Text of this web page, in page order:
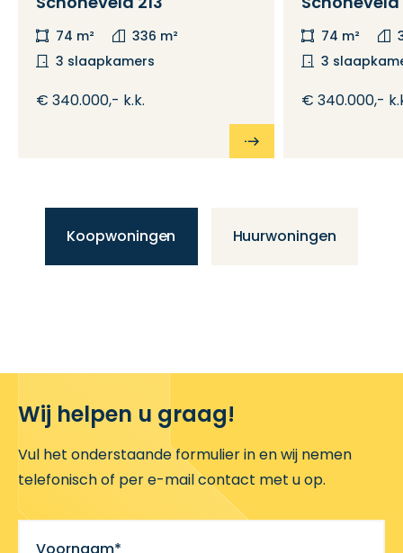
74 m²
336 m²
3 slaapkamers
€ 340.000,- k.k.
74 m²
3
€ 340.000,-
Koopwoningen Huurwoningen
Wij helpen u graag!
Vul het onderstaande formulier in en wij nemen
telefonisch of per e-mail contact met u op.